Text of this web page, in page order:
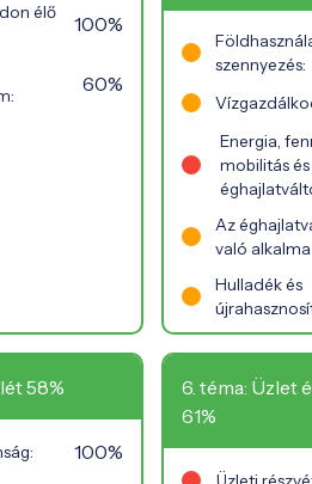
élő
100%
60%
szennyezés:
Energia,
mobilitás és
Az
való
Hulladék és
58%
100%
6. téma: Üzlet
61%